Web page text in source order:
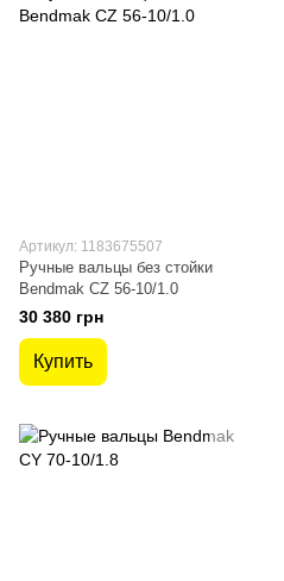
Артикул: 1183675507
Ручные вальцы без стойки
Bendmak CZ 56-10/1.0
30 380 грн
Купить